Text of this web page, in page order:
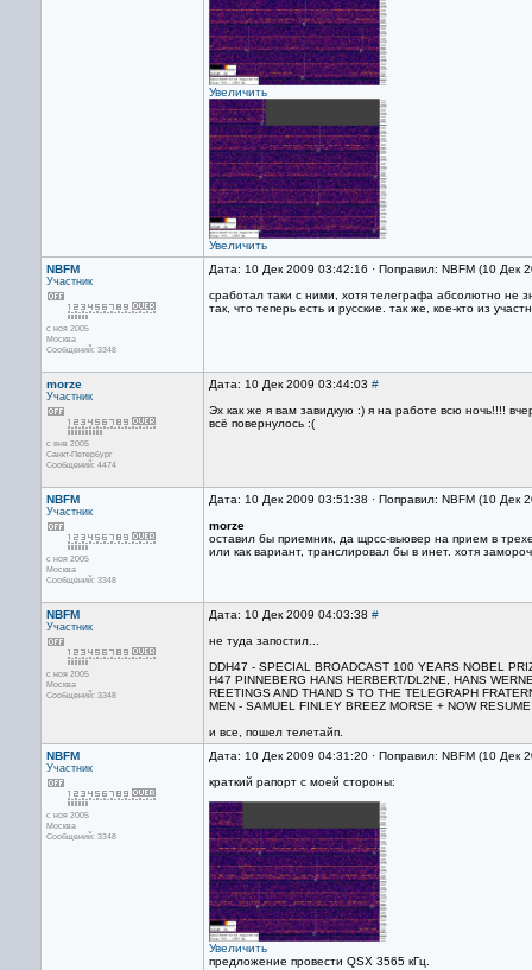
Увеличить
Увеличить
NBFM
Участник
с ноя 2005
Москва
Сообщений: 3348
Дата: 10 Дек 2009 03:42:16 · Поправил: NBFM (10 Дек
сработал таки с ними, хотя телеграфа абсолютно не
так, что теперь есть и русские. так же, кое-кто из
morze
Участник
с янв 2005
Санкт-Петербург
Сообщений: 4474
Дата: 10 Дек 2009 03:44:03 #
Эх как же я вам завидкую :) я на работе всю ночь!!!!
всё повернулось :(
NBFM
Участник
с ноя 2005
Москва
Сообщений: 3348
Дата: 10 Дек 2009 03:51:38 · Поправил: NBFM (10 Дек
morze
оставил бы приемник, да щрсс-вьювер на прием в
или как вариант, транслировал бы в инет. хотя
NBFM
Участник
с ноя 2005
Москва
Сообщений: 3348
Дата: 10 Дек 2009 04:03:38 #
не туда запостил...
DDH47 - SPECIAL BROADCAST 100 YEARS NOBEL
H47 PINNEBERG HANS HERBERT/DL2NE, HANS
REETINGS AND THAND S TO THE TELEGRAPH
MEN - SAMUEL FINLEY BREEZ MORSE + NOW
и все, пошел телетайп.
NBFM
Участник
с ноя 2005
Москва
Сообщений: 3348
Дата: 10 Дек 2009 04:31:20 · Поправил: NBFM (10 Дек
краткий рапорт с моей стороны:
Увеличить
предложение провести QSX 3565 кГц.